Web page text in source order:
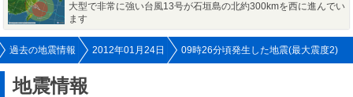
大型で非常に強い台風13号が石垣島の北約300kmを西に進んでい
ます
過去の地震情報 2012年01月24日 09時26分頃発生した地震(最大震度2)
地震情報